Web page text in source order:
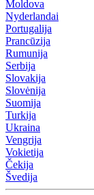
Moldova
Nyderlandai
Portugalija
Prancūzija
Rumunija
Serbija
Slovakija
Slovėnija
Suomija
Turkija
Ukraina
Vengrija
Vokietija
Čekija
Švedija